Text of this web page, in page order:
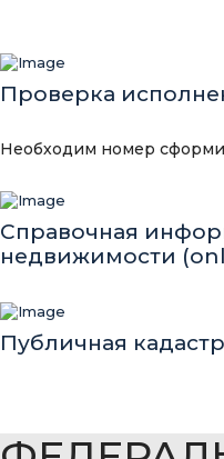
Проверка
Необходим номер
Справочная
недвижимости
Публичная